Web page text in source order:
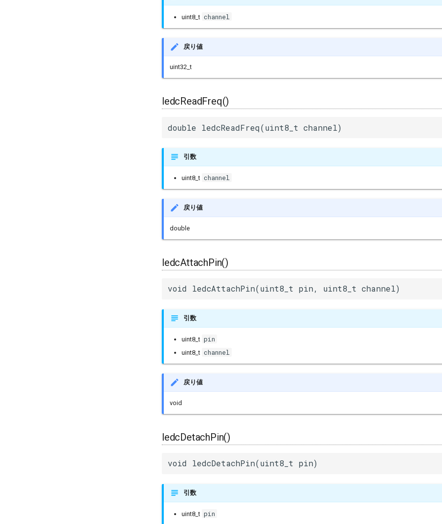
uint8_t channel
戻り値
uint32_t
ledcReadFreq()
double ledcReadFreq(uint8_t channel)
引数
uint8_t channel
戻り値
double
ledcAttachPin()
void ledcAttachPin(uint8_t pin, uint8_t channel)
引数
uint8_t pin
uint8_t channel
戻り値
void
ledcDetachPin()
void ledcDetachPin(uint8_t pin)
引数
uint8_t pin